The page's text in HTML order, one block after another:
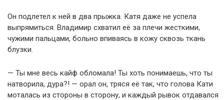
Он подлетел к ней в два прыжка. Катя даже не успела
выпрямиться. Владимир схватил её за плечи жесткими,
чужими пальцами, больно впиваясь в кожу сквозь ткань
блузки.
— Ты мне весь кайф обломала! Ты хоть понимаешь, что ты
натворила, дура?! — орал он, тряся её так, что голова Кати
моталась из стороны в сторону, и каждый рывок отдавался